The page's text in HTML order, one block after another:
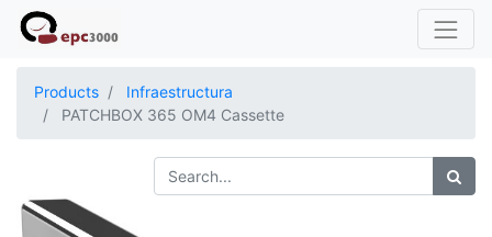
Products
Infraestructura
PATCHBOX 365 OM4 Cassette